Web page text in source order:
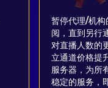
暂停代理/机构
阅，直到另
对直播人数的
立通道价格提
服务器，为所
稳定的服务，